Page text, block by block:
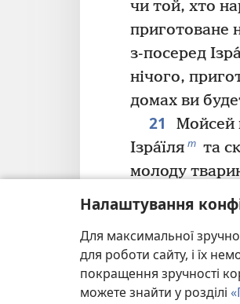
Налаштування
Для максимальної
для роботи сайту, і їх
покращення зручності
можете знайти у розділі
чи той, хто
приготоване
з-посеред
нічого,
домах ви
21
Мойсей
Ізра́їля т та
молоду
Потім
та покропіть
одвірки.
до ранку.
23
краєм і